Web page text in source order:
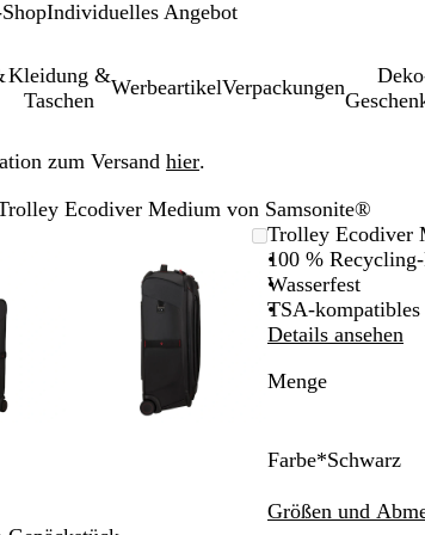
Individuelles Angebot
Kleidung &
Taschen
WerbeartikelVerpackungen
zum Versand hier.
Ecodiver Medium von Samsonite®
verkleinerbaresVergrößer-/verkleinerbares
Bild
auf
Minimum
zum
Vergrößern
Verwenden
Sie
die
Tasten
zum
Trolley Ecodiver
100 %
Wasserfest
TSA-
Details ansehen
Menge
Farbe*Schwarz
c
a
e
Größen und